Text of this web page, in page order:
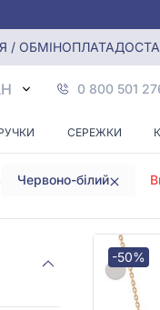
/ ОБМІНОПЛАТА
0 800 501
СЕРЕЖКИ
Кольє з
Червоно-білий
-50%